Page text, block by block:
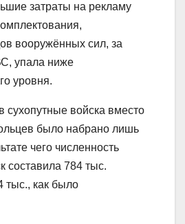
затраты на рекламу
вооружённых сил, за
упала ниже
уровня.
сухопутные войска вместо
было набрано лишь
чего численность
составила 784 тыс.
тыс., как было